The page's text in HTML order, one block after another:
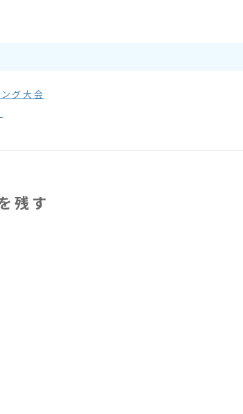
グ大会
残す